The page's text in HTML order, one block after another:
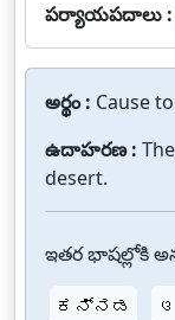
పర్యాయపదాలు :
అర్థం : Cause
ఉదాహరణ :
desert.
ఇతర భాషల్లోకి
ಕನ್ನಡ